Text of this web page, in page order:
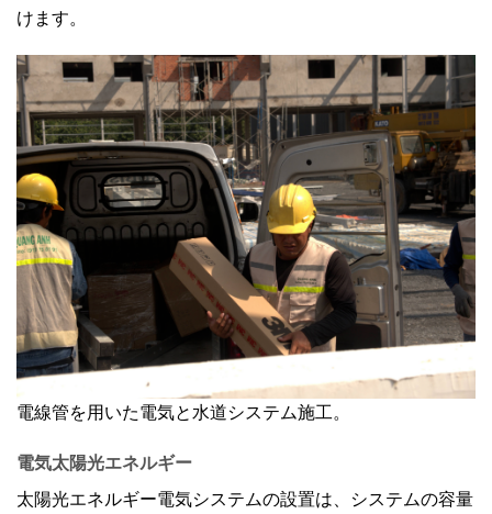
けます。
電線管を用いた電気と水道システム施工。
電気太陽光エネルギー
太陽光エネルギー電気システムの設置は、システムの容量